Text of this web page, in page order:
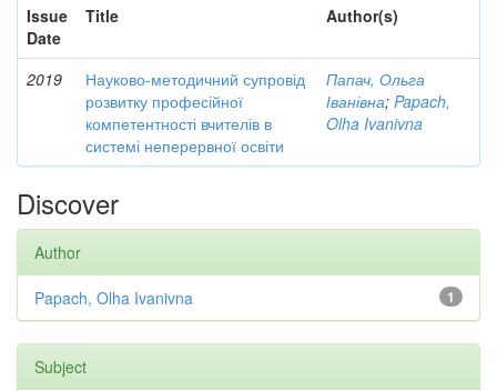
Issue
Date
Title Author(s)
2019
Науково-методичний супровід
розвитку професійної
компетентності вчителів в
системі неперервної освіти
Папач, Ольга
Іванівна; Papach,
Olha Ivanivna
Discover
Author
1
Papach, Olha Ivanivna
Subject